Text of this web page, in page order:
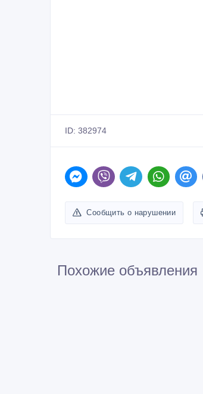
ID: 382974
Сообщить о нарушении
Похожие объявления